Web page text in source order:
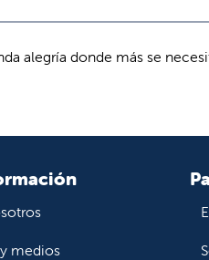
alegría donde más se
medios